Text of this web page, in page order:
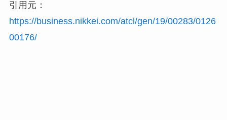
引用元：
https://business.nikkei.com/atcl/gen/19/00283/0126
00176/